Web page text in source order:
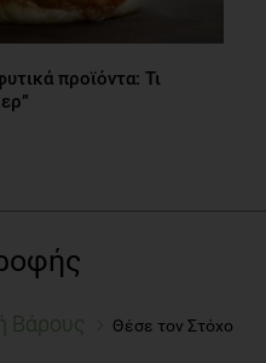
προϊόντα: Τι
Βάρους
Θέσε τον Στόχο